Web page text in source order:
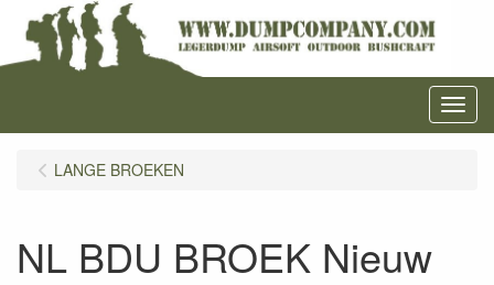
Menu
LANGE BROEKEN
NL BDU BROEK Nieuw